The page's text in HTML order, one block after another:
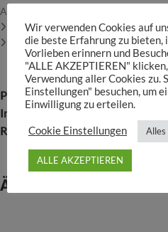
Aus hochwertigem Glas hergestellt
Perfekt zum Fangen von Planarien
Leicht zu reinigen
Produktsicherheit
Infos über Aquasabi
Rezensionen (0)
Ähnliche Produkte
Wir verwenden Cookies auf
die beste Erfahrung zu bieten,
Vorlieben erinnern und
"ALLE AKZEPTIEREN"
Verwendung aller Cookies zu.
Einstellungen" besuchen, um
Einwilligung zu erteilen.
Cookie Einstellungen Alles
ALLE AKZEPTIEREN